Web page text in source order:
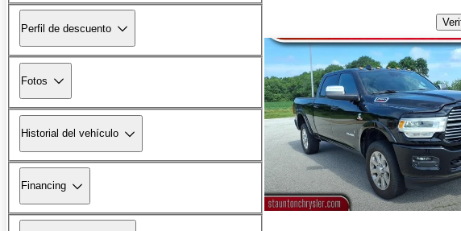
Perfil de descuento
Fotos
Historial del vehículo
Financing